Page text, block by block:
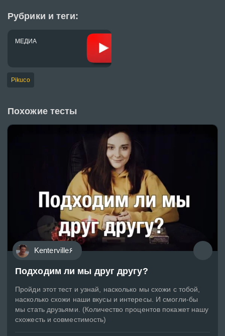
Рубрики и теги:
МЕДИА
Pikuco
Похожие тесты
Kenterville۶
Подходим ли мы друг другу?
Пройди этот тест и узнай, насколько мы схожи с тобой,
насколько схожи наши вкусы и интересы. И смогли-бы
мы стать друзьями. (Количество процентов покажет нашу
схожесть и совместимость)